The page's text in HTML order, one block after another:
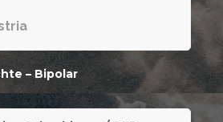
– Bipolar